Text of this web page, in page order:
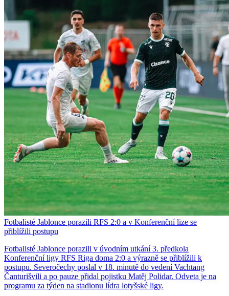
Fotbalisté Jablonce porazili RFS 2:0 a v Konferenční lize se
přiblížili postupu
Fotbalisté Jablonce porazili v úvodním utkání 3. předkola
Konferenční ligy RFS Riga doma 2:0 a výrazně se přiblížili k
postupu. Severočechy poslal v 18. minutě do vedení Vachtang
Čanturišvili a po pauze přidal pojistku Matěj Polidar. Odveta je na
programu za týden na stadionu lídra lotyšské ligy.